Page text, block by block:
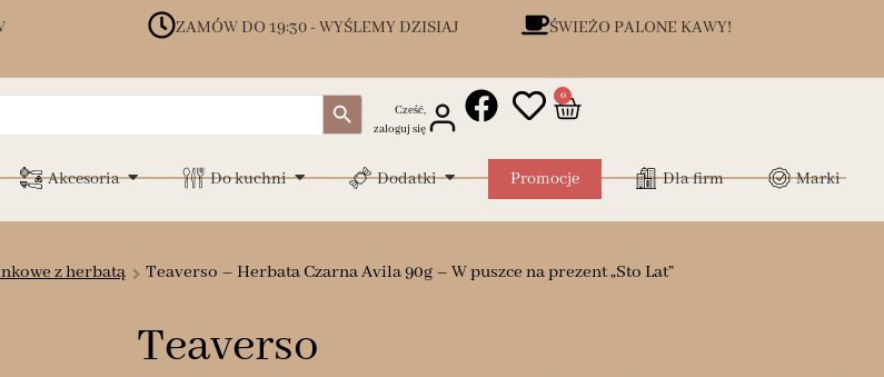
ZAMÓW DO 19:30 - WYŚLEMY DZISIAJ ŚWIEŻO PALONE KAWY!
Search Button
Cześć,
zaloguj się
0
Akcesoria Do kuchni Dodatki Promocje Dla firm Marki
z herbatą Teaverso – Herbata Czarna Avila 90g – W puszce na prezent „Sto Lat”
Teaverso